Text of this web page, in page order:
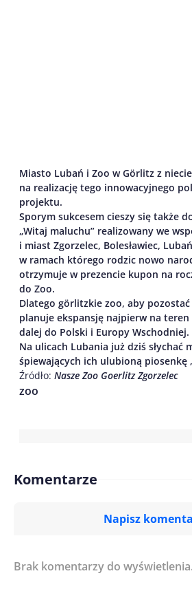
Miasto Lubań i Zoo w Görlitz z
na realizację tego innowacyjnego
projektu.
Sporym sukcesem cieszy się także
„Witaj maluchu” realizowany we
i miast Zgorzelec, Bolesławiec,
w ramach którego rodzic nowo
otrzymuje w prezencie kupon na
do Zoo.
Dlatego görlitzkie zoo, aby
planuje ekspansję najpierw na
dalej do Polski i Europy Wschodniej.
Na ulicach Lubania już dziś słychać
śpiewających ich ulubioną piosenkę
Źródło: Nasze Zoo Goerlitz Zgorzelec
zoo
Komentarze
Napisz
Imię/ Nick*
Brak komentarzy do